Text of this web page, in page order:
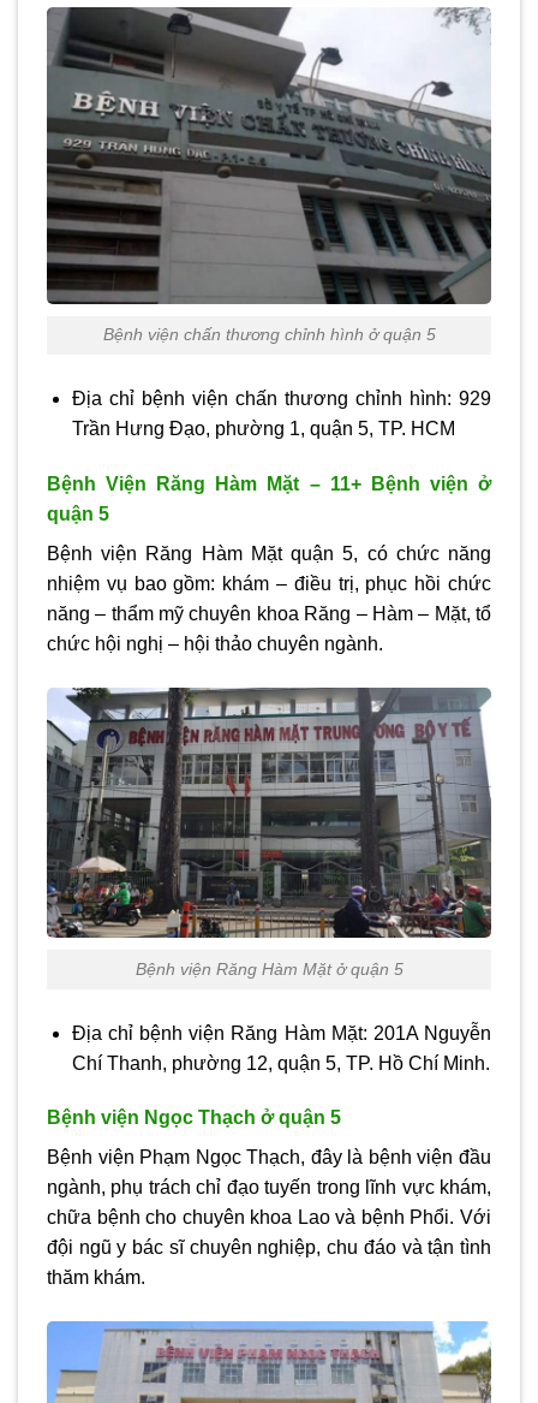
Bệnh viện chấn thương chỉnh hình ở quận 5
Địa chỉ bệnh viện chấn thương chỉnh hình: 929
Trần Hưng Đạo, phường 1, quận 5, TP. HCM
Bệnh Viện Răng Hàm Mặt – 11+ Bệnh viện ở
quận 5
Bệnh viện Răng Hàm Mặt quận 5, có chức năng
nhiệm vụ bao gồm: khám – điều trị, phục hồi chức
năng – thẩm mỹ chuyên khoa Răng – Hàm – Mặt, tổ
chức hội nghị – hội thảo chuyên ngành.
Bệnh viện Răng Hàm Mặt ở quận 5
Địa chỉ bệnh viện Răng Hàm Mặt: 201A Nguyễn
Chí Thanh, phường 12, quận 5, TP. Hồ Chí Minh.
Bệnh viện Ngọc Thạch ở quận 5
Bệnh viện Phạm Ngọc Thạch, đây là bệnh viện đầu
ngành, phụ trách chỉ đạo tuyến trong lĩnh vực khám,
chữa bệnh cho chuyên khoa Lao và bệnh Phổi. Với
đội ngũ y bác sĩ chuyên nghiệp, chu đáo và tận tình
thăm khám.